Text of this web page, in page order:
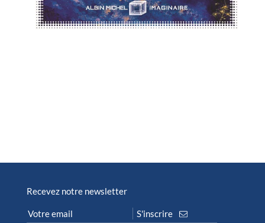
Recevez notre newsletter